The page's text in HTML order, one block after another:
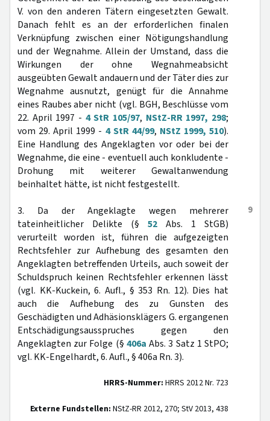
V. von den anderen Tätern eingesetzten Gewalt.
Danach fehlt es an der erforderlichen finalen
Verknüpfung zwischen einer Nötigungshandlung
und der Wegnahme. Allein der Umstand, dass die
Wirkungen der ohne Wegnahmeabsicht
ausgeübten Gewalt andauern und der Täter dies zur
Wegnahme ausnutzt, genügt für die Annahme
eines Raubes aber nicht (vgl. BGH, Beschlüsse vom
22. April 1997 - 4 StR 105/97, NStZ-RR 1997, 298;
vom 29. April 1999 - 4 StR 44/99, NStZ 1999, 510).
Eine Handlung des Angeklagten vor oder bei der
Wegnahme, die eine - eventuell auch konkludente -
Drohung mit weiterer Gewaltanwendung
beinhaltet hätte, ist nicht festgestellt.
9
3. Da der Angeklagte wegen mehrerer
tateinheitlicher Delikte (§ 52 Abs. 1 StGB)
verurteilt worden ist, führen die aufgezeigten
Rechtsfehler zur Aufhebung des gesamten den
Angeklagten betreffenden Urteils, auch soweit der
Schuldspruch keinen Rechtsfehler erkennen lässt
(vgl. KK-Kuckein, 6. Aufl., § 353 Rn. 12). Dies hat
auch die Aufhebung des zu Gunsten des
Geschädigten und Adhäsionsklägers G. ergangenen
Entschädigungsausspruches gegen den
Angeklagten zur Folge (§ 406a Abs. 3 Satz 1 StPO;
vgl. KK-Engelhardt, 6. Aufl., § 406a Rn. 3).
HRRS-Nummer: HRRS 2012 Nr. 723
Externe Fundstellen: NStZ-RR 2012, 270; StV 2013, 438